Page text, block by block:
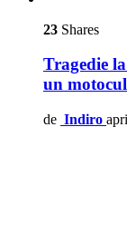
23 Shares
Tragedie
un
de Indiro